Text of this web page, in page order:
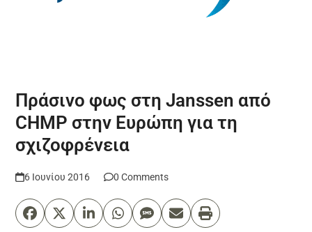
Πράσινο φως στη Janssen από
CHMP στην Ευρώπη για τη
σχιζοφρένεια
6 Ιουνίου 2016 0 Comments